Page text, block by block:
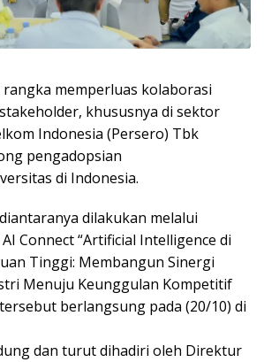
rangka memperluas kolaborasi
khususnya di sektor
Indonesia (Persero) Tbk
pengadopsian
di Indonesia.
dilakukan melalui
Connect “Artificial Intelligence di
Tinggi: Membangun Sinergi
Menuju Keunggulan Kompetitif
berlangsung pada (20/10) di
dan turut dihadiri oleh Direktur